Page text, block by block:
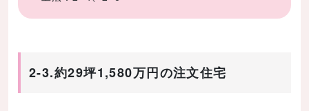
2-3.約29坪1,580万円の注文住宅